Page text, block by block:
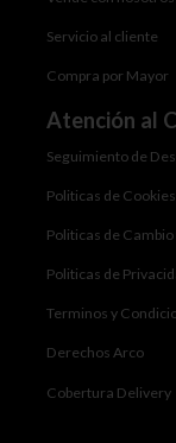
Servicio al cliente
Compra por Mayor
Atención al
Seguimiento de
Politicas de Cookies
Politicas de
Politicas de
Terminos y
Derechos Arco
Cobertura Delivery